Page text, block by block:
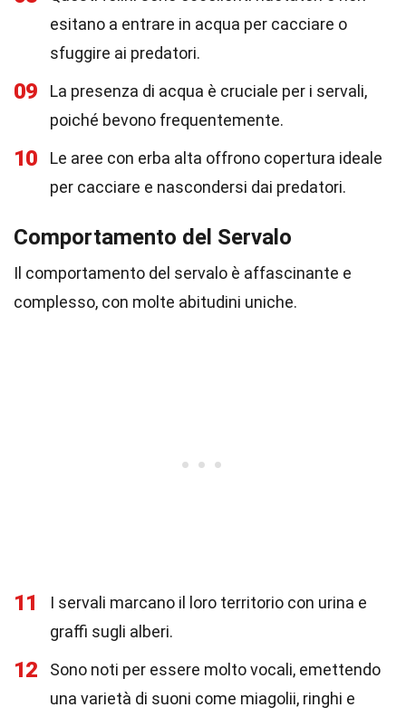
esitano a entrare in acqua per cacciare o
sfuggire ai predatori.
09
La presenza di acqua è cruciale per i servali,
poiché bevono frequentemente.
10
Le aree con erba alta offrono copertura ideale
per cacciare e nascondersi dai predatori.
Comportamento del Servalo
Il comportamento del servalo è affascinante e
complesso, con molte abitudini uniche.
11
I servali marcano il loro territorio con urina e
graffi sugli alberi.
12
Sono noti per essere molto vocali, emettendo
una varietà di suoni come miagolii, ringhi e